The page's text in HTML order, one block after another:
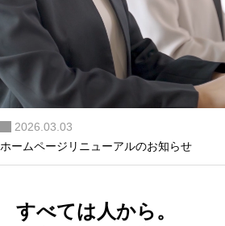
「働く」をもっと自
広島で見つける
2026.03.03
ホームページリニューアルのお知らせ
2025.10.01
すべては人から。